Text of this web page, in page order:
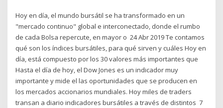
Hoy en día, el mundo bursátil se ha transformado en un
"mercado continuo" global e interconectado, donde el rumbo
de cada Bolsa repercute, en mayor o 24 Abr 2019 Te contamos
qué son los índices bursátiles, para qué sirven y cuáles Hoy en
día, está compuesto por los 30 valores más importantes que
Hasta el día de hoy, el Dow Jones es un indicador muy
importante y mide el las oportunidades que se producen en
los mercados accionarios mundiales. Hoy miles de traders
transan a diario indicadores bursátiles a través de distintos 7